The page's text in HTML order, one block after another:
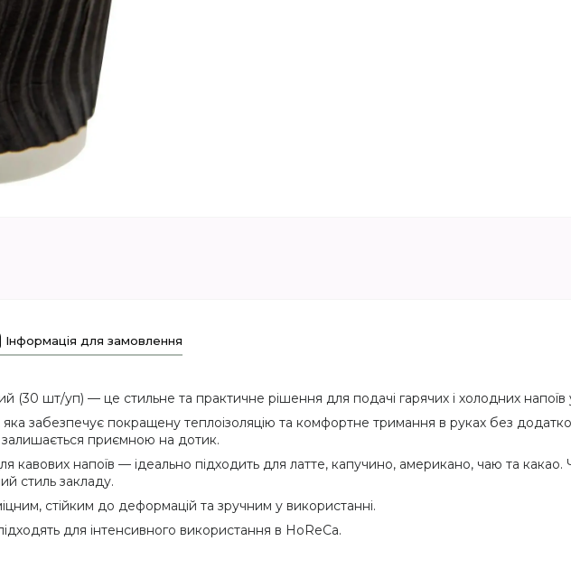
Інформація для замовлення
(30 шт/уп) — це стильне та практичне рішення для подачі гарячих і холодних напоїв
забезпечує покращену теплоізоляцію та комфортне тримання в руках без
залишається приємною на дотик.
кавових напоїв — ідеально підходить для латте, капучино, американо, чаю та
стиль закладу.
стійким до деформацій та зручним у використанні.
для інтенсивного використання в HoReCa.